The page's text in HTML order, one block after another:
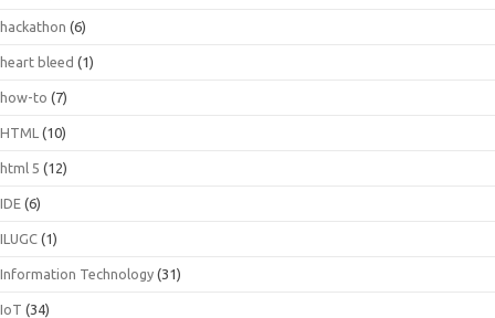
hackathon (6)
heart bleed (1)
how-to (7)
HTML (10)
html 5 (12)
IDE (6)
ILUGC (1)
Information Technology (31)
IoT (34)